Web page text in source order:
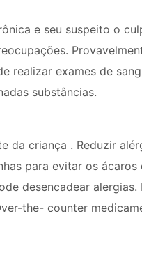
e seu suspeito o
realizar exames de
substâncias.
da criança . Reduzir
para evitar os
desencadear
the- counter